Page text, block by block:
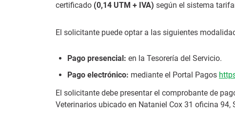
certificado (0,14 UTM + IVA) según el sistema
El solicitante puede optar a las siguientes
Pago presencial: en la Tesorería del Servicio.
Pago electrónico: mediante el Portal Pagos
El solicitante debe presentar el comprobante de
Veterinarios ubicado en Nataniel Cox 31 oficina